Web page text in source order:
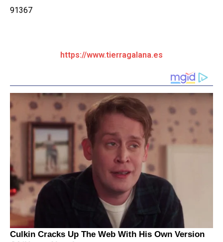
91367
https://www.tierragalana.es